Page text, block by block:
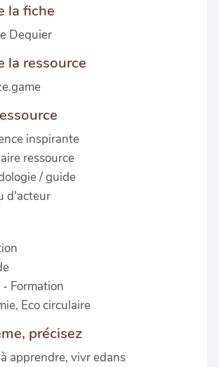
la fiche
Dequier
la ressource
inspirante
ressource
/ guide
d'acteur
- Formation
Eco circulaire
précisez
apprendre, vivr edans